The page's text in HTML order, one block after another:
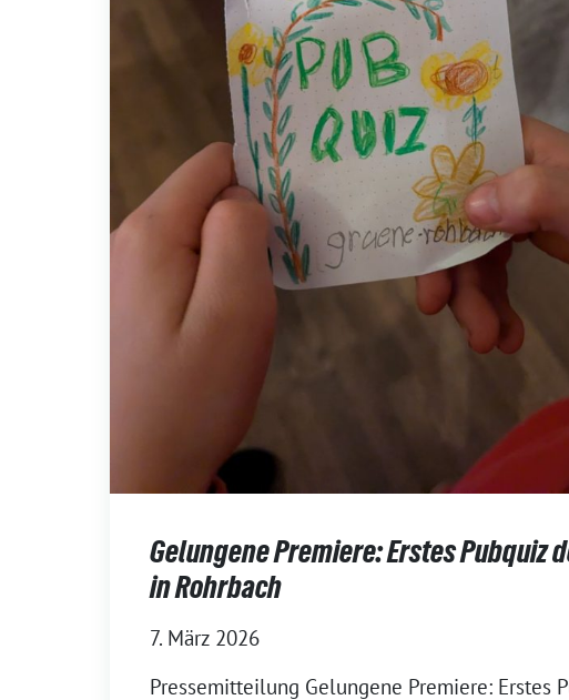
Gelungene Premiere: Erstes Pubquiz
in Rohrbach
7. März 2026
Pressemitteilung Gelungene Premiere: Erstes